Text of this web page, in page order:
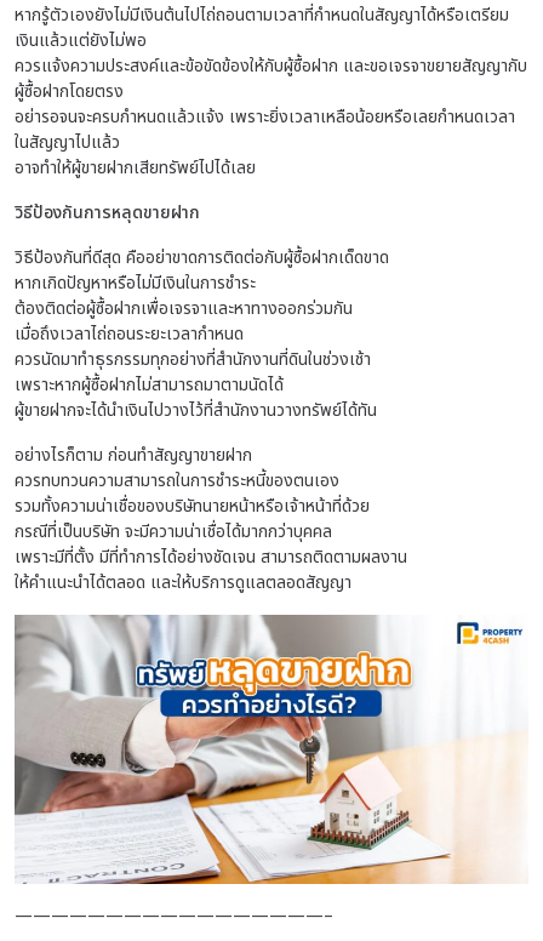
หากรู้ตัวเองยังไม่มีเงินต้นไปไถ่ถอนตามเวลาที่กำหนดในสัญญาได้หรือเตรียม
เงินแล้วแต่ยังไม่พอ
ควรแจ้งความประสงค์และข้อขัดข้องให้กับผู้ซื้อฝาก และขอเจรจาขยายสัญญากับ
ผู้ซื้อฝากโดยตรง
อย่ารอจนจะครบกำหนดแล้วแจ้ง เพราะยิ่งเวลาเหลือน้อยหรือเลยกำหนดเวลา
ในสัญญาไปแล้ว
อาจทำให้ผู้ขายฝากเสียทรัพย์ไปได้เลย
วิธีป้องกันการหลุดขายฝาก
วิธีป้องกันที่ดีสุด คืออย่าขาดการติดต่อกับผู้ซื้อฝากเด็ดขาด
หากเกิดปัญหาหรือไม่มีเงินในการชำระ
ต้องติดต่อผู้ซื้อฝากเพื่อเจรจาและหาทางออกร่วมกัน
เมื่อถึงเวลาไถ่ถอนระยะเวลากำหนด
ควรนัดมาทำธุรกรรมทุกอย่างที่สำนักงานที่ดินในช่วงเช้า
เพราะหากผู้ซื้อฝากไม่สามารถมาตามนัดได้
ผู้ขายฝากจะได้นำเงินไปวางไว้ที่สำนักงานวางทรัพย์ได้ทัน
อย่างไรก็ตาม ก่อนทำสัญญาขายฝาก
ควรทบทวนความสามารถในการชำระหนี้ของตนเอง
รวมทั้งความน่าเชื่อของบริษัทนายหน้าหรือเจ้าหน้าที่ด้วย
กรณีที่เป็นบริษัท จะมีความน่าเชื่อได้มากกว่าบุคคล
เพราะมีที่ตั้ง มีที่ทำการได้อย่างชัดเจน สามารถติดตามผลงาน
ให้คำแนะนำได้ตลอด และให้บริการดูแลตลอดสัญญา
—————————————————–